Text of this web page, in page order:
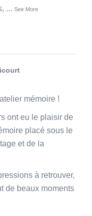
... See More
mémoire !
ont eu le plaisir de
placé sous le
et de la
à retrouver,
de beaux moments